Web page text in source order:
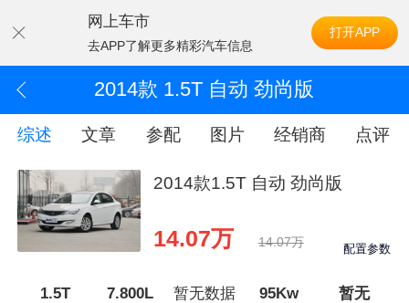
网上车市
去APP了解更多精彩汽车信息
打开APP
2014款 1.5T 自动 劲尚版
综述 文章 参配 图片 经销商 点评
2014款1.5T 自动 劲尚版
14.07万 14.07万 配置参数
1.5T 7.800L 暂无数据 95Kw 暂无